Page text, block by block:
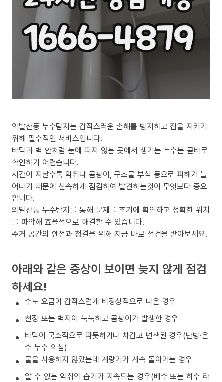
외발산동 누수탐지는 갑작스러운 손해를 방지하고 집을 지키기
위해 필수적인 서비스입니다.
바닥과 벽 안처럼 눈에 띄지 않는 곳에서 생기는 누수는 곧바로
확인하기 어렵습니다.
시간이 지날수록 악취나 곰팡이, 구조물 부식 등으로 피해가 늘
어나기 때문에 신속하게 점검하여 발견하는것이 무엇보다 중요
합니다.
외발산동 누수탐지를 통해 문제를 조기에 확인하고 정확한 위치
를 파악해 효율적으로 해결할 수 있습니다.
주거 공간의 안전과 청결을 위해 지금 바로 점검을 받아보세요.
아래와 같은 증상이 보이면 늦지 않게 점검
하세요!
수도 요금이 갑작스럽게 비정상적으로 나온 경우
천장 또는 벽지이 눅눅하고 곰팡이가 발생한 경우
바닥이 국소적으로 따듯하거나 차갑고 변색된 경우(난방·온
수 누수 의심)
물을 사용하지 않았는데 계량기가 계속 돌아가는 경우
알 수 없는 악취와 습기가 지속되는 경우(배수 또는 하수 라